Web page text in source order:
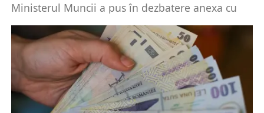
Ministerul Muncii a pus în dezbatere anexa cu
Potrivit modificărilor...